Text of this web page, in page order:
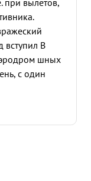
при вылетов,
вступил В
шных
с один
109", 1
работу